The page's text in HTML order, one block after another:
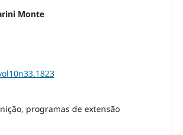
Monte
programas de extensão